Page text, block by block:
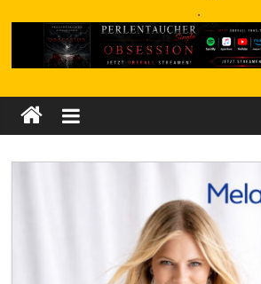
SchlagerMAGazinOnline
.